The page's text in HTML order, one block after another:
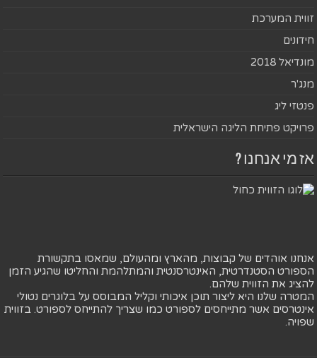
זווית המערכת
חידונים
מונדיאל 2018
מנג'ר
פנטזי ליג
פרויקט פתיחת הליגה הישראלית
אז מי אנחנו ?
אנחנו אוהדים של קבוצות, מהארץ ומהעולם, שמאסו בתקשורת
הספורט הסטנדרטית, האינטרסנטית והמתלהמת והחליטו שהגיע הזמן
להציג את הזווית שלהם.
המטרה שלנו היא ליצור תוכן איכותי וקליל המבוסס על בלוגרים נטולי
אינטרסים אשר מתייחסים לספורט כמו שצריך להתייחס לספורט. בזווית
שפויה.